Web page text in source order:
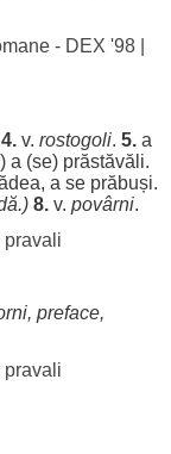
- DEX '98|
4.v. rostogoli. 5.a
a (se) prăstăvăli.
, a se prăbuși.
.) 8.v. povârni.
pravali
, preface,
pravali